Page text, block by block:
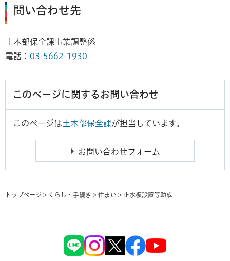
問い合わせ先
土木部保全課事業調整係
電話： 03-5662-1930
このページに関するお問い合わせ
このページは土木部保全課が担当しています。
トップページ > くらし・手続き > 住まい > 止水板設置等助成